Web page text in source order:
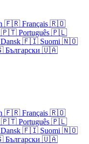
🇫🇷 Français 🇷🇴
🇵🇹 Português 🇵🇱
Dansk 🇫🇮 Suomi 🇳🇴
Български 🇺🇦
🇫🇷 Français 🇷🇴
🇵🇹 Português 🇵🇱
Dansk 🇫🇮 Suomi 🇳🇴
Български 🇺🇦